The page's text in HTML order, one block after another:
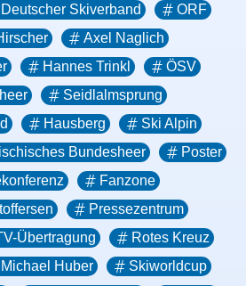
Deutscher Skiverband
ORF
Axel Naglich
Hannes Trinkl
ÖSV
Seidlalmsprung
Hausberg
Ski Alpin
Bundesheer
Poster
Fanzone
Pressezentrum
Übertragung
Rotes Kreuz
Michael Huber Skiworldcup